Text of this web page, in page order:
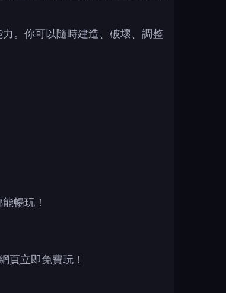
。你可以隨時建造、破壞、調整
暢玩！
頁立即免費玩！